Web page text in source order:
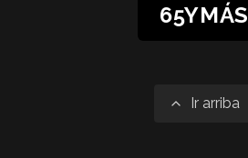
65YMÁS
Ir arriba